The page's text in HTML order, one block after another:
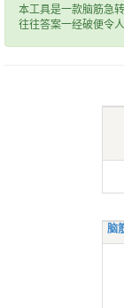
本工具是一款脑筋急
往往答案一经破便令
脑